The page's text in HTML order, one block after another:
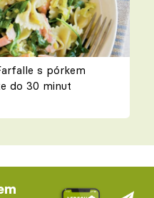
s pórkem
do 30 minut